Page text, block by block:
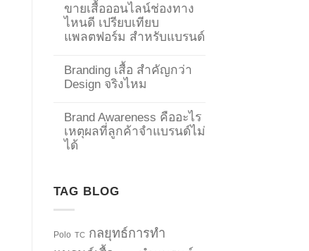
ขายเสื้อออนไลน์ช่องทาง
ไหนดี เปรียบเทียบ
แพลตฟอร์ม สำหรับแบรนด์
Branding เสื้อ สำคัญกว่า
Design จริงไหม
Brand Awareness คืออะไร
เหตุผลที่ลูกค้าจำแบรนด์ไม่
ได้
TAG BLOG
Polo TC กลยุทธ์การทำ